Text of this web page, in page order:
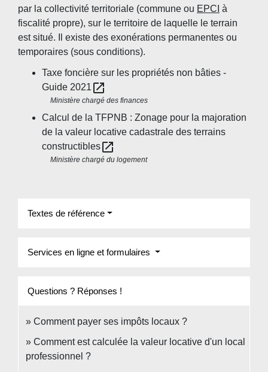
par la collectivité territoriale (commune ou EPCI à
fiscalité propre), sur le territoire de laquelle le terrain
est situé. Il existe des exonérations permanentes ou
temporaires (sous conditions).
Taxe foncière sur les propriétés non bâties -
Guide 2021 open_in_new
Ministère chargé des finances
Calcul de la TFPNB : Zonage pour la majoration
de la valeur locative cadastrale des terrains
constructiblesopen_in_new
Ministère chargé du logement
Textes de référence
Services en ligne et formulaires
Questions ? Réponses !
Comment payer ses impôts locaux ?
Comment est calculée la valeur locative d'un local
professionnel ?